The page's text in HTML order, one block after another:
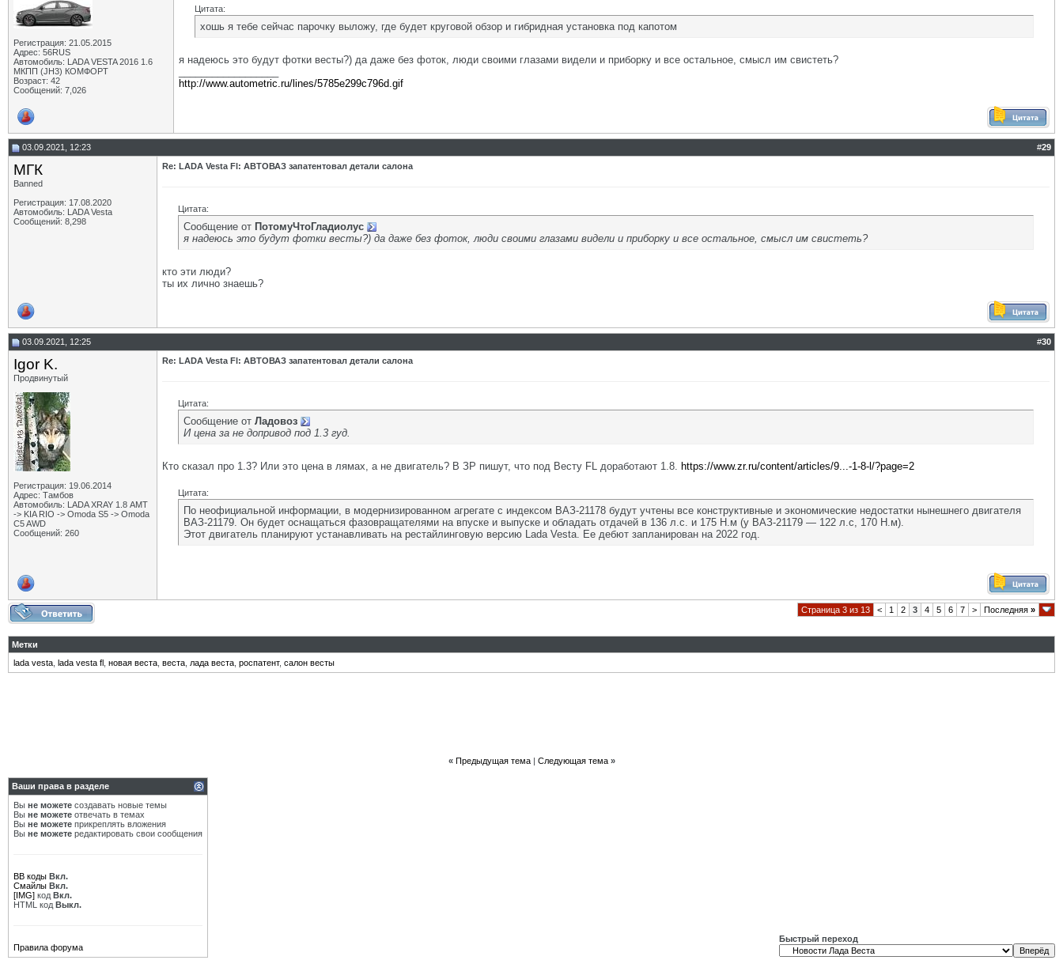
Регистрация: 21.05.2015
Адрес: 56RUS
Автомобиль: LADA VESTA 2016 1.6
МКПП (JH3) КОМФОРТ
Возраст: 42
Сообщений: 7,026
Цитата:
хошь я тебе сейчас парочку выложу, где будет круговой обзор и гибридная установка под капотом
я надеюсь это будут фотки весты?) да даже без фоток, люди своими глазами видели и приборку и все остальное, смысл им свистеть?
http://www.autometric.ru/lines/5785e299c796d.gif
03.09.2021, 12:23 #29
МГК
Banned
Регистрация: 17.08.2020
Автомобиль: LADA Vesta
Сообщений: 8,298
Re: LADA Vesta Fl: АВТОВАЗ запатентовал детали салона
Цитата:
Сообщение от ПотомуЧтоГладиолус
я надеюсь это будут фотки весты?) да даже без фоток, люди своими глазами видели и приборку и все остальное, смысл им свистеть?
кто эти люди?
ты их лично знаешь?
03.09.2021, 12:25 #30
Igor K.
Продвинутый
Регистрация: 19.06.2014
Адрес: Тамбов
Автомобиль: LADA XRAY 1.8 АМТ
-> KIA RIO -> Omoda S5 -> Omoda
C5 AWD
Сообщений: 260
Re: LADA Vesta Fl: АВТОВАЗ запатентовал детали салона
Цитата:
Сообщение от Ладовоз
И цена за не допривод под 1.3 гуд.
Кто сказал про 1.3? Или это цена в лямах, а не двигатель? В ЗР пишут, что под Весту FL доработают 1.8. https://www.zr.ru/content/articles/9...-1-8-l/?page=2
Цитата:
По неофициальной информации, в модернизированном агрегате с индексом ВАЗ-21178 будут учтены все конструктивные и экономические недостатки нынешнего двигателя
ВАЗ-21179. Он будет оснащаться фазовращателями на впуске и выпуске и обладать отдачей в 136 л.с. и 175 Н.м (у ВАЗ-21179 — 122 л.с, 170 Н.м).
Этот двигатель планируют устанавливать на рестайлинговую версию Lada Vesta. Ее дебют запланирован на 2022 год.
Страница 3 из 13 < 1 2 3 4 5 6 7 > Последняя »
Метки
lada vesta lada vesta fl новая веста веста лада веста роспатент, салон весты
« Предыдущая тема| Следующая тема »
Ваши права в разделе
Вы не можете создавать новые темы
Вы не можете отвечать в темах
Вы не можете прикреплять вложения
Вы не можете редактировать свои сообщения
BB коды Вкл.
Смайлы Вкл.
[IMG] код Вкл.
HTML код Выкл.
Правила форума
Быстрый переход